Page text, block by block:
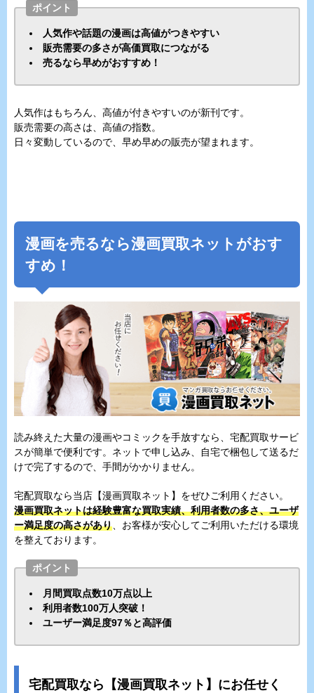
ポイント
人気作や話題の漫画は高値がつきやすい
販売需要の多さが高価買取につながる
売るなら早めがおすすめ！
人気作はもちろん、高値が付きやすいのが新刊です。
販売需要の高さは、高値の指数。
日々変動しているので、早め早めの販売が望まれます。
漫画を売るなら漫画買取ネットがおす
すめ！
読み終えた大量の漫画やコミックを手放すなら、宅配買取サービ
スが簡単で便利です。ネットで申し込み、自宅で梱包して送るだ
けで完了するので、手間がかかりません。
宅配買取なら当店【漫画買取ネット】をぜひご利用ください。
漫画買取ネットは経験豊富な買取実績、利用者数の多さ、ユーザ
ー満足度の高さがあり、お客様が安心してご利用いただける環境
を整えております。
ポイント
月間買取点数10万点以上
利用者数100万人突破！
ユーザー満足度97％と高評価
宅配買取なら【漫画買取ネット】にお任せく